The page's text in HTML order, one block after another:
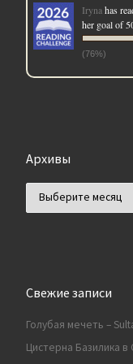
Irynahas
her goal of
(76%)
Архивы
Свежие записи
Голубая мечеть –
Цистерна Базилика в